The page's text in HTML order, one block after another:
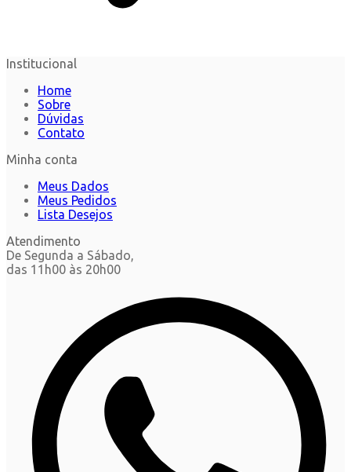
Institucional
Home
Sobre
Dúvidas
Contato
Minha conta
Meus Dados
Meus Pedidos
Lista Desejos
Atendimento
De Segunda a Sábado,
das 11h00 às 20h00